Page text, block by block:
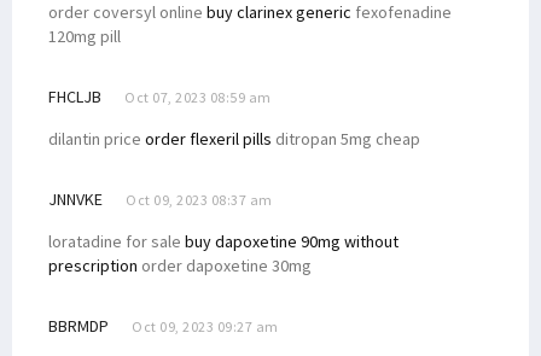
order coversyl online buy clarinex generic fexofenadine
120mg pill
FHCLJB Oct 07, 2023 08:59 am
dilantin price order flexeril pills ditropan 5mg cheap
JNNVKE Oct 09, 2023 08:37 am
loratadine for sale buy dapoxetine 90mg without
prescription order dapoxetine 30mg
BBRMDP Oct 09, 2023 09:27 am